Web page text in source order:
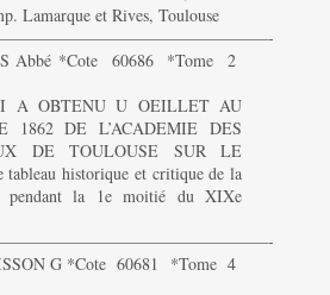
Lamarque et Rives, Toulouse
Abbé *Cote 60686 *Tome 2
A OBTENU U OEILLET AU
1862 DE L’ACADEMIE DES
DE TOULOUSE SUR LE
tableau historique et critique de la
pendant la 1e moitié du XIXe
G *Cote 60681 *Tome 4